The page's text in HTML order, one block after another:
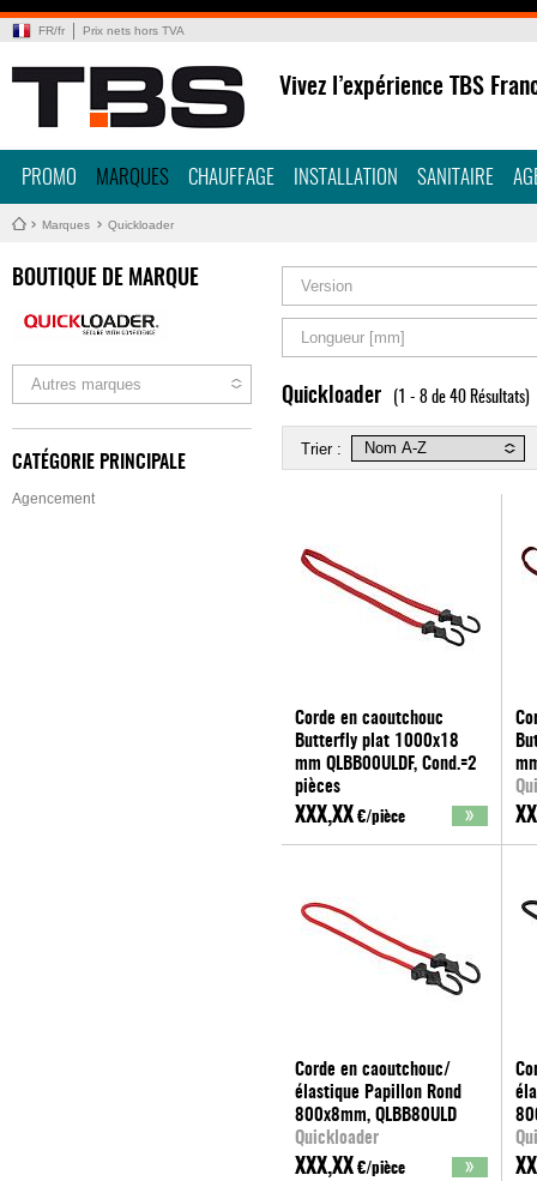
FR/fr Prix nets hors TVA
Vivez l’expérience TBS
PROMO MARQUES CHAUFFAGE INSTALLATION SANITAIRE
Marques Quickloader
BOUTIQUE DE MARQUE
Autres marques
CATÉGORIE PRINCIPALE
Agencement
Version
Longueur [mm]
Quickloader (1 - 8 de 40 Résultats)
Trier :
Corde en caoutchouc
Butterfly plat 1000x18
mm QLBB00ULDF, Cond.=2
pièces
Quickloader
XXX,XX €/pièce
Corde en caoutchouc/
élastique Papillon Rond
800x8mm, QLBB80ULD
Quickloader
XXX,XX €/pièce